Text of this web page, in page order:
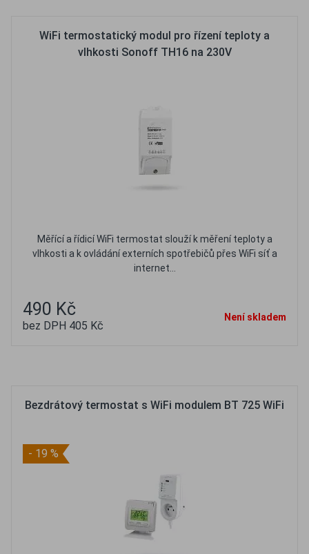
WiFi termostatický modul pro řízení teploty a
vlhkosti Sonoff TH16 na 230V
Měřící a řídicí WiFi termostat slouží k měření teploty a
vlhkosti a k ovládání externích spotřebičů přes WiFi síť a
internet...
490 Kč
bez DPH 405 Kč
Není skladem
Bezdrátový termostat s WiFi modulem BT 725 WiFi
- 19 %